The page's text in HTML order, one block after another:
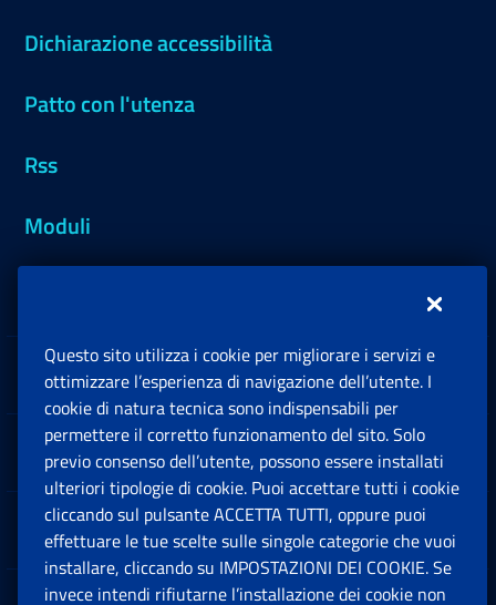
Dichiarazione accessibilità
Patto con l'utenza
Rss
Moduli
Sedi e Contatti
Software
Note Legali
Questo sito utilizza i cookie per migliorare i servizi e
ottimizzare l’esperienza di navigazione dell’utente. I
cookie di natura tecnica sono indispensabili per
permettere il corretto funzionamento del sito. Solo
previo consenso dell’utente, possono essere installati
ulteriori tipologie di cookie. Puoi accettare tutti i cookie
cliccando sul pulsante ACCETTA TUTTI, oppure puoi
effettuare le tue scelte sulle singole categorie che vuoi
installare, cliccando su IMPOSTAZIONI DEI COOKIE. Se
invece intendi rifiutarne l’installazione dei cookie non